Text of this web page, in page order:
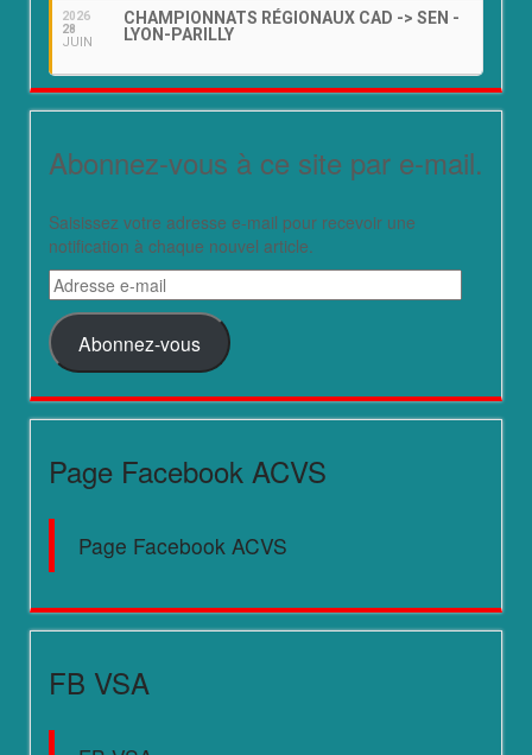
2026
28
JUIN
CHAMPIONNATS RÉGIONAUX CAD -> SEN -
LYON-PARILLY
Abonnez-vous à ce site par e-mail.
Saisissez votre adresse e-mail pour recevoir une
notification à chaque nouvel article.
Adresse
e-
mail
Abonnez-vous
Page Facebook ACVS
Page Facebook ACVS
FB VSA